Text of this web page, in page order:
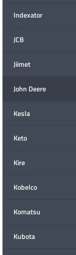
Indexator
JCB
Jiimet
John Deere
Kesla
Keto
Kire
Kobelco
Komatsu
Kubota